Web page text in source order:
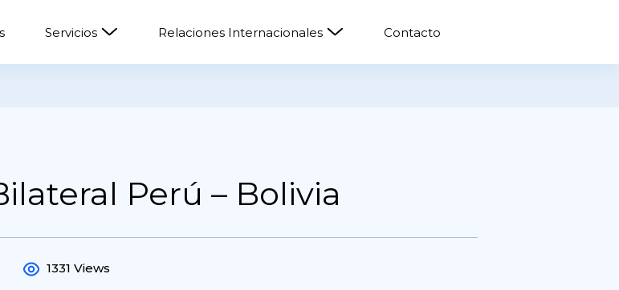
Servicios Relaciones Internacionales Contacto
Perú – Bolivia
1331 Views